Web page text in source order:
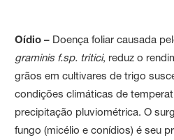
Oídio – Doença foliar causada
graminis f.sp. tritici, reduz o
grãos em cultivares de trigo
condições climáticas de
precipitação pluviométrica. O
fungo (micélio e conídios) é seu